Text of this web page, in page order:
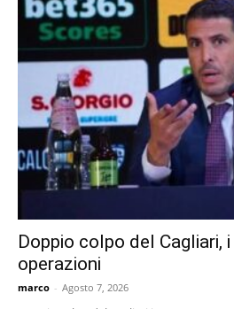
Doppio colpo del Cagliari,
operazioni
marco - Agosto 7, 2026